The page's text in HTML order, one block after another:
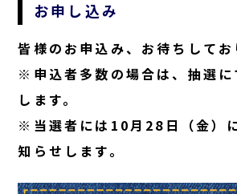
お申し込み
皆様のお申込み、お待ちしてお
※申込者多数の場合は、抽選に
します。
※当選者には10月28日（金）
知らせします。